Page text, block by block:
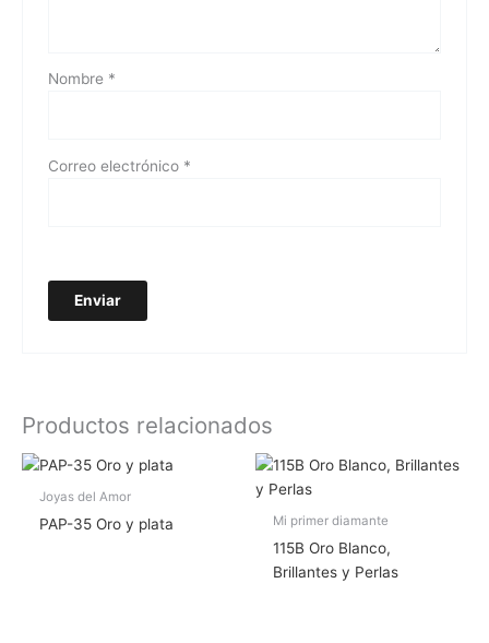
Nombre *
Correo electrónico *
Productos relacionados
Joyas del Amor
PAP-35 Oro y plata Mi primer diamante
115B Oro Blanco,
Brillantes y Perlas